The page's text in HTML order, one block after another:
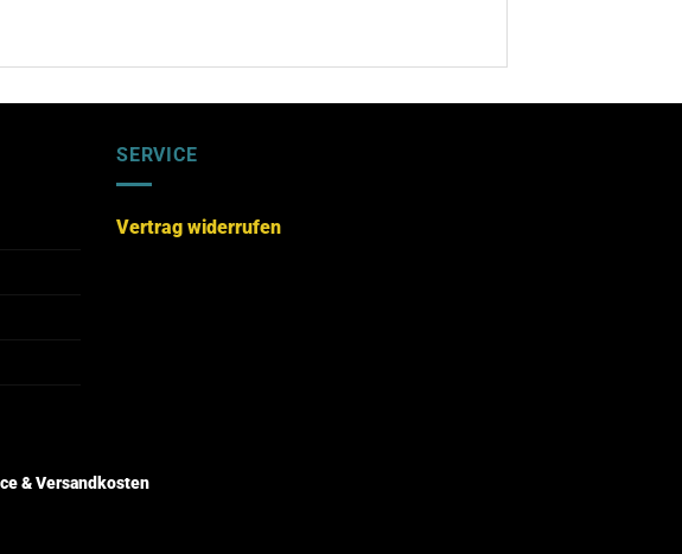
SERVICE
Vertrag widerrufen
& Versandkosten